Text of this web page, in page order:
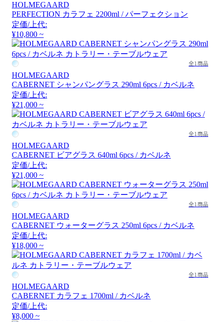
HOLMEGAARD
PERFECTION カラフェ 2200ml / パーフェクション
定価/上代:
¥10,800 ~
全1商品
HOLMEGAARD
CABERNET シャンパングラス 290ml 6pcs / カベルネ
定価/上代:
¥21,000 ~
全1商品
HOLMEGAARD
CABERNET ビアグラス 640ml 6pcs / カベルネ
定価/上代:
¥21,000 ~
全1商品
HOLMEGAARD
CABERNET ウォーターグラス 250ml 6pcs / カベルネ
定価/上代:
¥18,000 ~
全1商品
HOLMEGAARD
CABERNET カラフェ 1700ml / カベルネ
定価/上代:
¥8,000 ~